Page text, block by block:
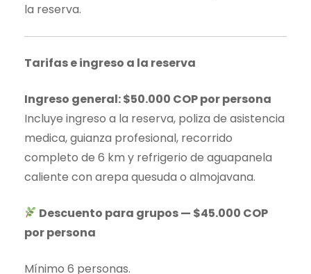
la reserva.
Tarifas e ingreso a la reserva
Ingreso general: $50.000 COP por persona
Incluye ingreso a la reserva, poliza de asistencia
medica, guianza profesional, recorrido
completo de 6 km y refrigerio de aguapanela
caliente con arepa quesuda o almojavana.
Descuento para grupos — $45.000 COP
por persona
Mínimo 6 personas.